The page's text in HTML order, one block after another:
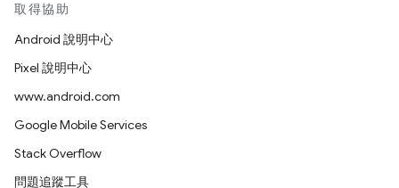
取得協助
Android 說明中心
Pixel 說明中心
www.android.com
Google Mobile Services
Stack Overflow
問題追蹤工具